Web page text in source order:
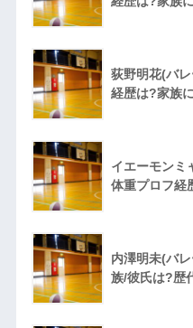
荻野明花(バ
経歴は?家族
イエーモンミ
体重プロフ経
内澤明未(バ
族/彼氏は?歴